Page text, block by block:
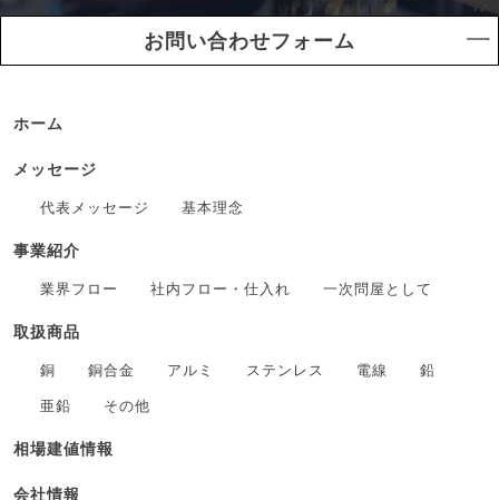
お問い合わせフォーム
ホーム
メッセージ
代表メッセージ 基本理念
事業紹介
業界フロー 社内フロー・仕入れ 一次問屋として
取扱商品
銅 銅合金 アルミ ステンレス 電線 鉛
亜鉛 その他
相場建値情報
会社情報